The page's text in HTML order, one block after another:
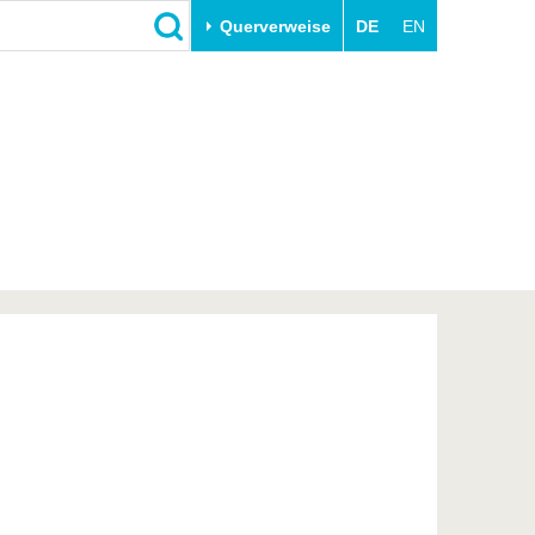
Querverweise DE EN
Innovative Transferprojekte
BTU & Region erleben